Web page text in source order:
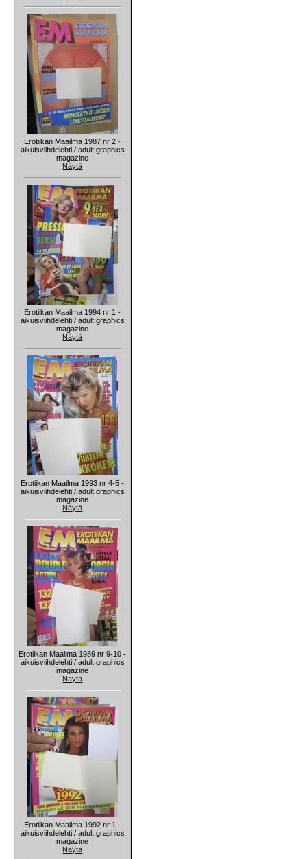
Erotiikan Maailma 1987 nr 2 -
aikuisviihdelehti / adult graphics
magazine
Näytä
Erotiikan Maailma 1994 nr 1 -
aikuisviihdelehti / adult graphics
magazine
Näytä
Erotiikan Maailma 1993 nr 4-5 -
aikuisviihdelehti / adult graphics
magazine
Näytä
Erotiikan Maailma 1989 nr 9-10 -
aikuisviihdelehti / adult graphics
magazine
Näytä
Erotiikan Maailma 1992 nr 1 -
aikuisviihdelehti / adult graphics
magazine
Näytä